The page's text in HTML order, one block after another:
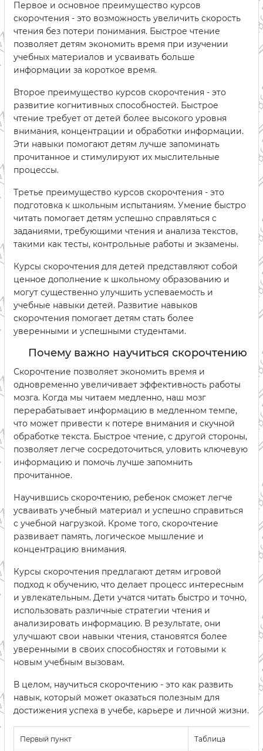
Первое и основное преимущество курсов
скорочтения - это возможность увеличить скорость
чтения без потери понимания. Быстрое чтение
позволяет детям экономить время при изучении
учебных материалов и усваивать больше
информации за короткое время.
Второе преимущество курсов скорочтения - это
развитие когнитивных способностей. Быстрое
чтение требует от детей более высокого уровня
внимания, концентрации и обработки информации.
Эти навыки помогают детям лучше запоминать
прочитанное и стимулируют их мыслительные
процессы.
Третье преимущество курсов скорочтения - это
подготовка к школьным испытаниям. Умение быстро
читать помогает детям успешно справляться с
заданиями, требующими чтения и анализа текстов,
такими как тесты, контрольные работы и экзамены.
Курсы скорочтения для детей представляют собой
ценное дополнение к школьному образованию и
могут существенно улучшить успеваемость и
учебные навыки детей. Развитие навыков
скорочтения помогает детям стать более
уверенными и успешными студентами.
Почему важно научиться скорочтению
Скорочтение позволяет экономить время и
одновременно увеличивает эффективность работы
мозга. Когда мы читаем медленно, наш мозг
перерабатывает информацию в медленном темпе,
что может привести к потере внимания и скучной
обработке текста. Быстрое чтение, с другой стороны,
позволяет легче сосредоточиться, уловить ключевую
информацию и помочь лучше запомнить
прочитанное.
Научившись скорочтению, ребенок сможет легче
усваивать учебный материал и успешно справиться
с учебной нагрузкой. Кроме того, скорочтение
развивает память, логическое мышление и
концентрацию внимания.
Курсы скорочтения предлагают детям игровой
подход к обучению, что делает процесс интересным
и увлекательным. Дети учатся читать быстро и точно,
использовать различные стратегии чтения и
анализировать информацию. В результате, они
улучшают свои навыки чтения, становятся более
уверенными в своих способностях и готовыми к
новым учебным вызовам.
В целом, научиться скорочтению - это как развить
навык, который может оказаться полезным для
достижения успеха в учебе, карьере и личной жизни.
Первый пункт Таблица